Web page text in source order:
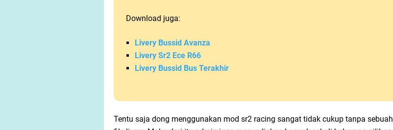
Download juga:
Livery Bussid Avanza
Livery Sr2 Ece R66
Livery Bussid Bus Terakhir
Tentu saja dong menggunakan mod sr2 racing sangat tidak cukup tanpa sebuah